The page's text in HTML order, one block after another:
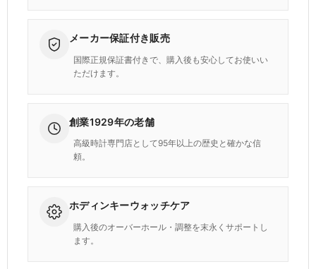
メーカー保証付き販売
国際正規保証書付きで、購入後も安心してお使いい
ただけます。
創業1929年の老舗
高級時計専門店として95年以上の歴史と確かな信
頼。
ホディンキーウォッチケア
購入後のオーバーホール・調整を末永くサポートし
ます。